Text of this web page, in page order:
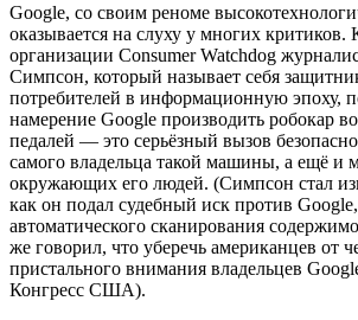
Google, со своим реноме
оказывается на слуху у многих критиков.
организации Consumer Watchdog
Симпсон, который называет себя
потребителей в информационную эпоху,
намерение Google производить робокар
педалей — это серьёзный вызов
самого владельца такой машины, а ещё и
окружающих его людей. (Симпсон стал
как он подал судебный иск против
автоматического сканирования
же говорил, что уберечь американцев от
пристального внимания владельцев
Конгресс США).